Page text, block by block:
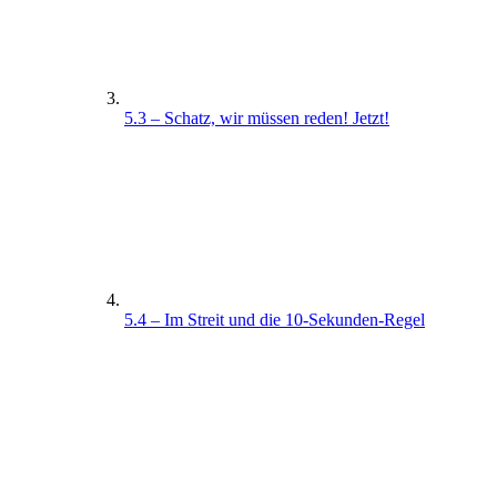
5.3 – Schatz, wir müssen reden! Jetzt!
5.4 – Im Streit und die 10-Sekunden-Regel